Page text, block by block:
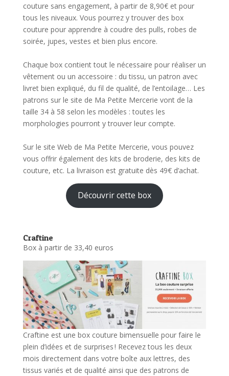
couture sans engagement, à partir de 8,90€ et pour
tous les niveaux. Vous pourrez y trouver des box
couture pour apprendre à coudre des pulls, robes de
soirée, jupes, vestes et bien plus encore.
Chaque box contient tout le nécessaire pour réaliser un
vêtement ou un accessoire : du tissu, un patron avec
livret bien expliqué, du fil de qualité, de l’entoilage… Les
patrons sur le site de Ma Petite Mercerie vont de la
taille 34 à 58 selon les modèles : toutes les
morphologies pourront y trouver leur compte.
Sur le site Web de Ma Petite Mercerie, vous pouvez
vous offrir également des kits de broderie, des kits de
couture, etc. La livraison est gratuite dès 49€ d’achat.
Découvrir cette box
Craftine
Box à partir de 33,40 euros
Craftine est une box couture bimensuelle pour faire le
plein d’idées et de surprises ! Recevez tous les deux
mois directement dans votre boîte aux lettres, des
tissus variés et de qualité ainsi que des patrons de